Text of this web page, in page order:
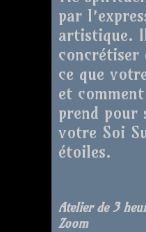
par
artistique.
concrétiser
ce que
et
prend pour
votre Soi
étoiles.
Atelier de 3
Zoom